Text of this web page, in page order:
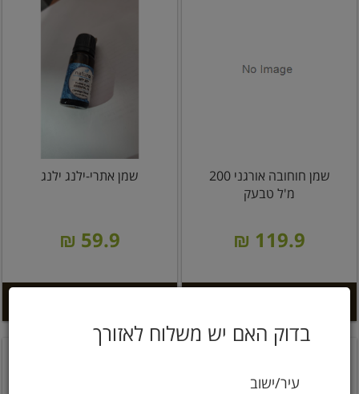
בדוק האם יש משלוח לאזורך
עיר/ישוב
שמן חוחובה אורגני 200
מ'ל טבעק
119.9 ₪
שמן אתרי-ילנג ילנג
59.9 ₪